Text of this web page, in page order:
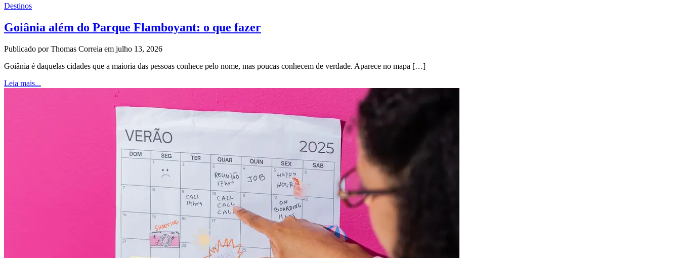
Destinos
Goiânia além do Parque Flamboyant: o que fazer
Publicado por Thomas Correia em julho 13, 2026
Goiânia é daquelas cidades que a maioria das pessoas conhece pelo nome, mas poucas conhecem de verdade. Aparece no mapa […]
Leia mais...